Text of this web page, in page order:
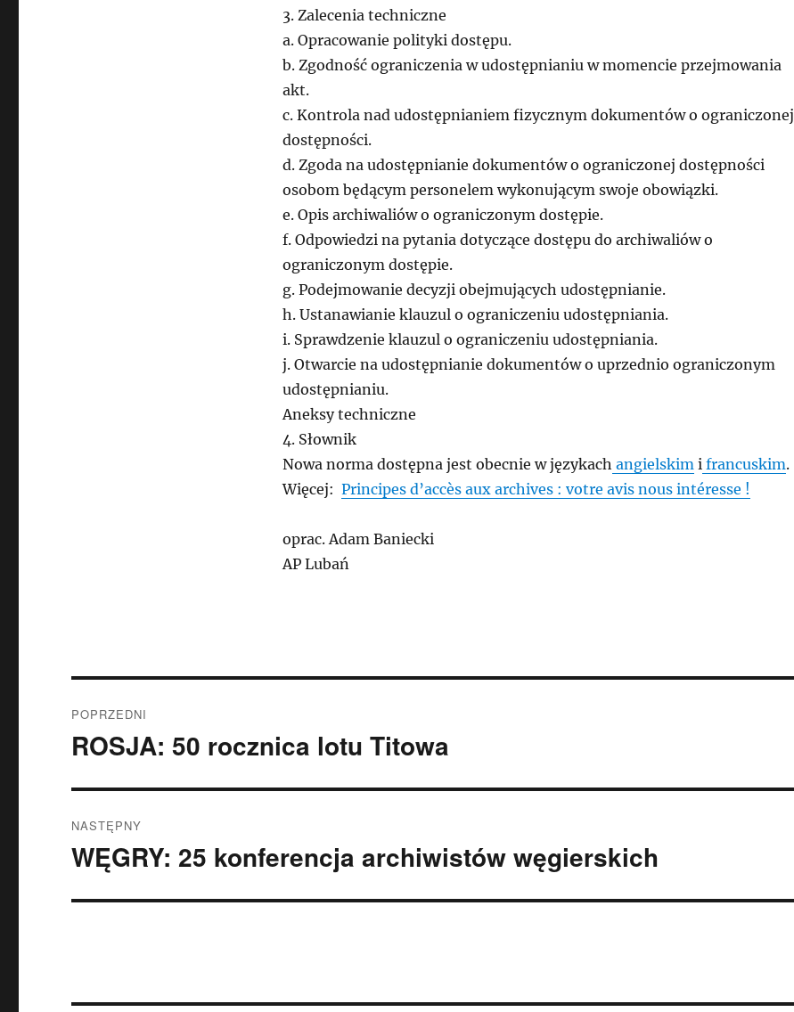
3. Zalecenia techniczne
a. Opracowanie polityki dostępu.
b. Zgodność ograniczenia w udostępnianiu w momencie przejmowania
akt.
c. Kontrola nad udostępnianiem fizycznym dokumentów o ograniczonej
dostępności.
d. Zgoda na udostępnianie dokumentów o ograniczonej dostępności
osobom będącym personelem wykonującym swoje obowiązki.
e. Opis archiwaliów o ograniczonym dostępie.
f. Odpowiedzi na pytania dotyczące dostępu do archiwaliów o
ograniczonym dostępie.
g. Podejmowanie decyzji obejmujących udostępnianie.
h. Ustanawianie klauzul o ograniczeniu udostępniania.
i. Sprawdzenie klauzul o ograniczeniu udostępniania.
j. Otwarcie na udostępnianie dokumentów o uprzednio ograniczonym
udostępnianiu.
Aneksy techniczne
4. Słownik
Nowa norma dostępna jest obecnie w językach angielskimifrancuskim.
Więcej: Principes d’accès aux archives : votre avis nous intéresse !
oprac. Adam Baniecki
AP Lubań
wpisu
POPRZEDNI
Poprzedni
ROSJA: 50 rocznica lotu Titowa
NASTĘPNY
Następny
WĘGRY: 25 konferencja archiwistów węgierskich